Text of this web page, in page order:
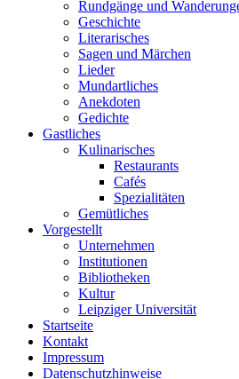
Rundgänge und
Geschichte
Literarisches
Sagen und Märchen
Lieder
Mundartliches
Anekdoten
Gedichte
Gastliches
Kulinarisches
Restaurants
Cafés
Spezialitäten
Gemütliches
Vorgestellt
Unternehmen
Institutionen
Bibliotheken
Kultur
Leipziger Universität
Startseite
Kontakt
Impressum
Datenschutzhinweise